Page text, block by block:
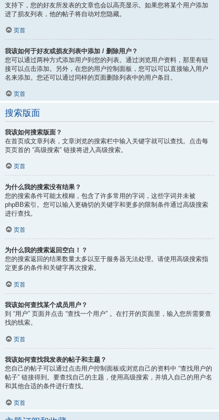
支持下，您的好友所发表的文章也会以高亮显示。如果您将某个用户添加
进了损友列表，他的帖子将自动对您隐藏。
页首
我该如何于好友或损友列表中添加 / 删除用户？
您可以通过两种方式添加用户到您的列表。通过浏览用户资料，那里有链
接可以点击添加。另外，在您的用户控制面板，您可以可以直接输入用户
名来添加。您还可以通过同样的页面删除列表中的用户条目。
页首
搜索版面
我该如何搜索版面？
在首页或文章列表，文章浏览的搜索栏中输入关键字就可以查找。点击每
页页首的 “高级搜索” 链接将进入高级搜索。
页首
为什么我的搜索没有结果？
您的搜索条件可能太模糊，包含了许多常用的字词，这些字词并未被
phpBB索引。您可以输入更确切的关键字和更多的限制条件通过高级搜索
进行查找。
页首
为什么我的搜索返回空白！？
您的搜索返回的结果数量太多以至于服务器无法处理。请使用高级搜索指
定更多的条件和关键字再次搜索。
页首
我该如何查找某个成员用户？
到 “用户” 页面并点击 “查找一个用户” 。在打开的页面里，输入您所需要查
找的线索。
页首
我该如何查找我发表的帖子和主题？
您自己的帖子可以通过点击用户控制面板或浏览自己的资料中 “查找用户的
帖子” 链接得到。要查找自己的主题，使用高级搜索，并填入自己的用户名
和其他合适的条件进行查找。
页首